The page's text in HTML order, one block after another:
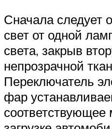
Сначала следует
свет от одной
света, закрыв
непрозрачной
Переключатель
фар